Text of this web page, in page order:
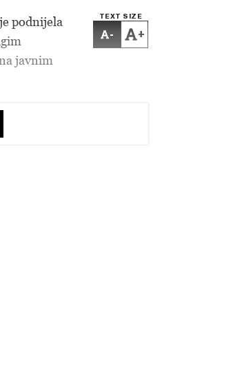
TEXT SIZE
- +
podnijela
javnim